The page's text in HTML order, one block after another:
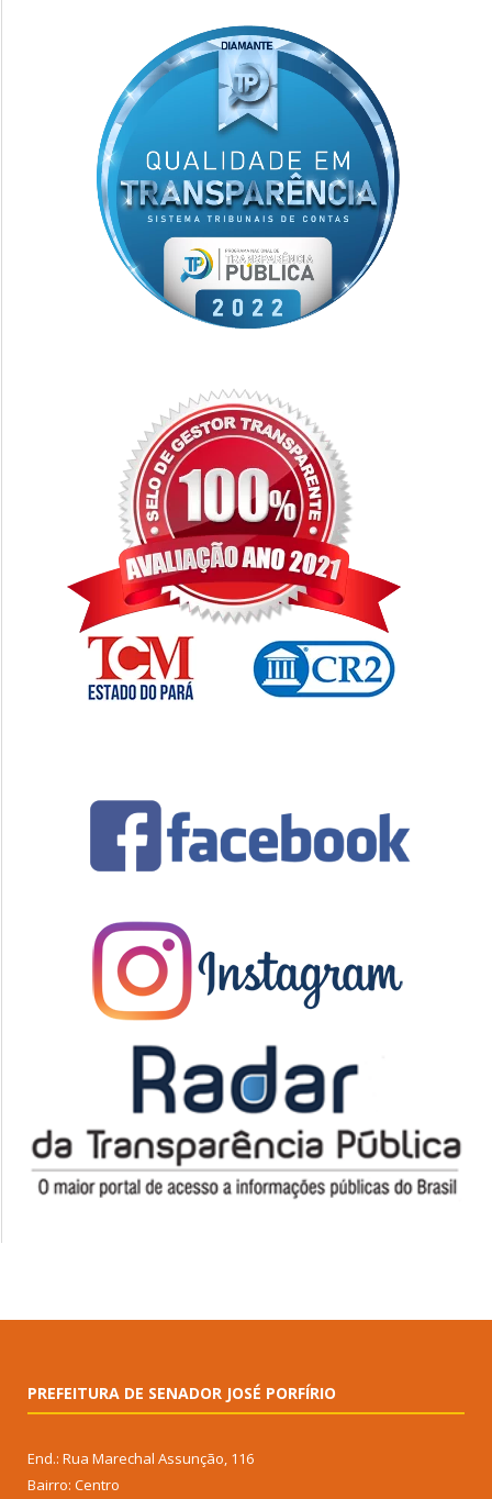
PREFEITURA DE SENADOR JOSÉ PORFÍRIO
End.: Rua Marechal Assunção, 116
Bairro: Centro